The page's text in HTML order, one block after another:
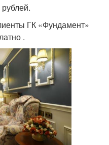
ГК «Фундамент»
.